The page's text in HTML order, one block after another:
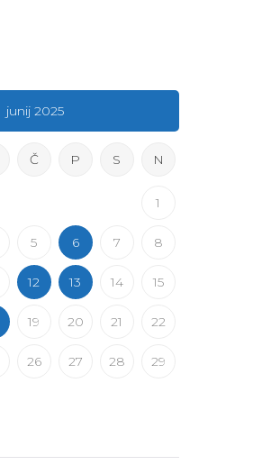
junij 2025
Č P S N
1
5 6 7 8
12 13 14 15
19 20 21 22
26 27 28 29